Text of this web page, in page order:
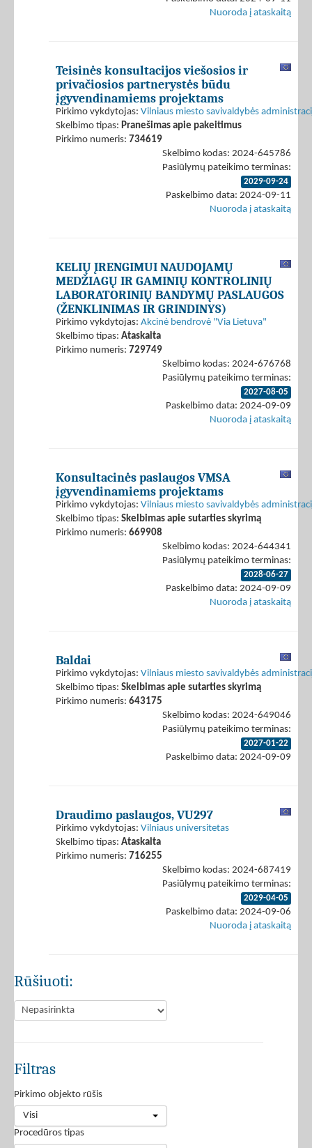
Nuoroda į ataskaitą
Teisinės konsultacijos viešosios ir
privačiosios partnerystės būdu
įgyvendinamiems projektams
Pirkimo vykdytojas: Vilniaus miesto savivaldybės
Skelbimo tipas: Pranešimas apie pakeitimus
Pirkimo numeris: 734619
Skelbimo kodas: 2024-645786
Pasiūlymų pateikimo terminas:
2029-09-24
Paskelbimo data: 2024-09-11
Nuoroda į ataskaitą
KELIŲ ĮRENGIMUI NAUDOJAMŲ
MEDŽIAGŲ IR GAMINIŲ KONTROLINIŲ
LABORATORINIŲ BANDYMŲ PASLAUGOS
(ŽENKLINIMAS IR GRINDINYS)
Pirkimo vykdytojas: Akcinė bendrovė "Via Lietuva"
Skelbimo tipas: Ataskaita
Pirkimo numeris: 729749
Skelbimo kodas: 2024-676768
Pasiūlymų pateikimo terminas:
2027-08-05
Paskelbimo data: 2024-09-09
Nuoroda į ataskaitą
Konsultacinės paslaugos VMSA
įgyvendinamiems projektams
Pirkimo vykdytojas: Vilniaus miesto savivaldybės
Skelbimo tipas: Skelbimas apie sutarties skyrimą
Pirkimo numeris: 669908
Skelbimo kodas: 2024-644341
Pasiūlymų pateikimo terminas:
2028-06-27
Paskelbimo data: 2024-09-09
Nuoroda į ataskaitą
Baldai
Pirkimo vykdytojas: Vilniaus miesto savivaldybės
Skelbimo tipas: Skelbimas apie sutarties skyrimą
Pirkimo numeris: 643175
Skelbimo kodas: 2024-649046
Pasiūlymų pateikimo terminas:
2027-01-22
Paskelbimo data: 2024-09-09
Draudimo paslaugos, VU297
Pirkimo vykdytojas: Vilniaus universitetas
Skelbimo tipas: Ataskaita
Pirkimo numeris: 716255
Skelbimo kodas: 2024-687419
Pasiūlymų pateikimo terminas:
2029-04-05
Paskelbimo data: 2024-09-06
Nuoroda į ataskaitą
Rūšiuoti:
Filtras
Pirkimo objekto rūšis
Visi
Procedūros tipas